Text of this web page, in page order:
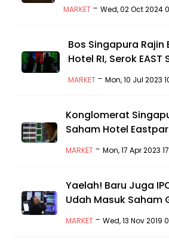
MARKET- Wed, 02 Oct 2024
Bos Singapura Rajin
Hotel RI, Serok EAST
MARKET- Mon, 10 Jul 2023
Konglomerat
Saham Hotel
MARKET -Mon, 17 Apr 2023
Yaelah! Baru Juga
Udah Masuk Saham
MARKET -Wed, 13 Nov 2019